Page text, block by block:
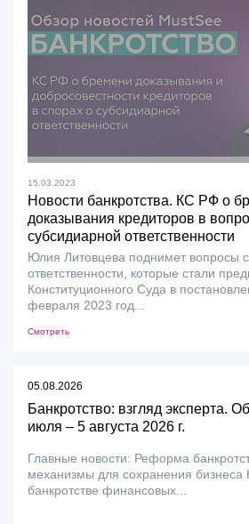
15.03.2023
Новости банкротства. КС РФ о
доказывания кредиторов в
субсидиарной ответственности
Юлия Литовцева поднимет вопросы
ответственности, которые стали
Конституционного Суда в
февраля 2023 год...
Смотреть
05.08.2026
Банкротство: взгляд эксперта.
июля – 5 августа 2026 г.
Главные новости: Реформа
механизмы для сохранения бизнеса
банкротстве финансовых...